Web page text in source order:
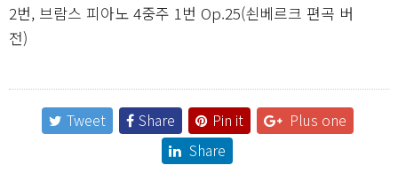
2번, 브람스 피아노 4중주 1번 Op.25(쇤베르크 편곡 버
전)
Tweet Share Pin it
Plus one
Share